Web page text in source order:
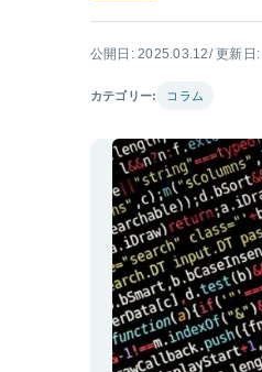
公開日: 2025.03.12/ 更新日
カテゴリー: コラム